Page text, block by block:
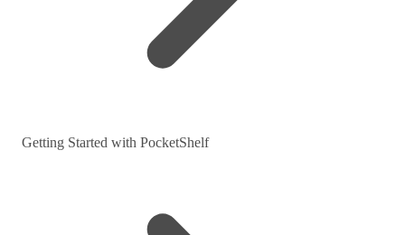
Getting Started with PocketShelf